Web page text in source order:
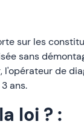
sur les
sans
l'opérateur de
ans.
loi ? :